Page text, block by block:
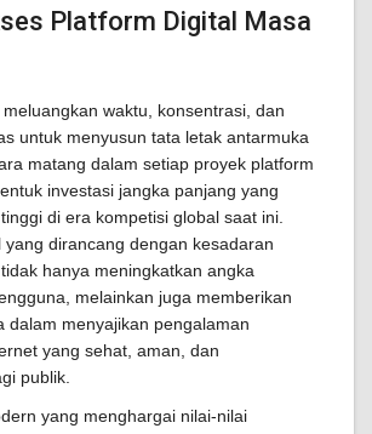
Platform Digital Masa
waktu, konsentrasi, dan
untuk menyusun tata letak antarmuka
matang dalam setiap proyek platform
investasi jangka panjang yang
di era kompetisi global saat ini.
yang dirancang dengan kesadaran
hanya meningkatkan angka
melainkan juga memberikan
dalam menyajikan pengalaman
yang sehat, aman, dan
publik.
yang menghargai nilai-nilai